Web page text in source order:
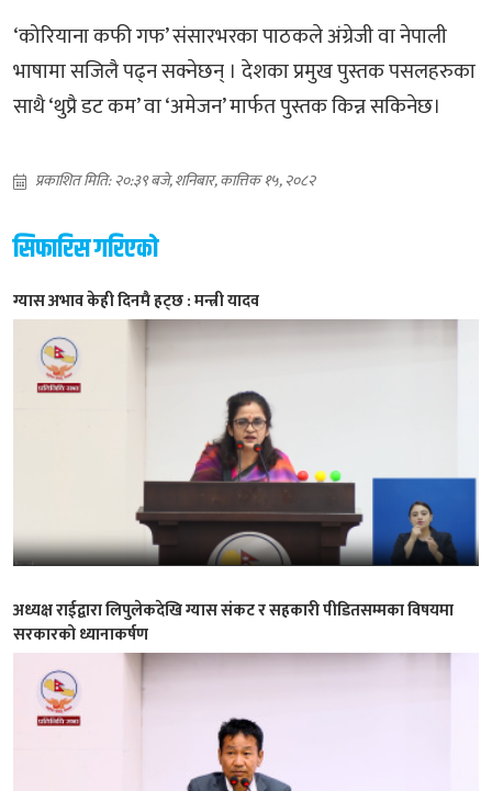
‘कोरियाना कफी गफ’ संसारभरका पाठकले अंग्रेजी वा नेपाली
भाषामा सजिलै पढ्न सक्नेछन् । देशका प्रमुख पुस्तक पसलहरुका
साथै ‘थुप्रै डट कम’ वा ‘अमेजन’ मार्फत पुस्तक किन्न सकिनेछ।
प्रकाशित मिति: २०:३९ बजे, शनिबार, कात्तिक १५, २०८२
सिफारिस गरिएको
ग्यास अभाव केही दिनमै हट्छ : मन्त्री यादव
अध्यक्ष राईद्वारा लिपुलेकदेखि ग्यास संकट र सहकारी पीडितसम्मका विषयमा
सरकारको ध्यानाकर्षण